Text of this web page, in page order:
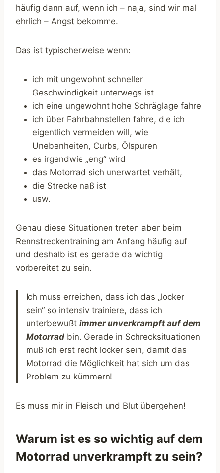
häufig dann auf, wenn ich – naja, sind wir mal
ehrlich – Angst bekomme.
Das ist typischerweise wenn:
ich mit ungewohnt schneller
Geschwindigkeit unterwegs ist
ich eine ungewohnt hohe Schräglage fahre
ich über Fahrbahnstellen fahre, die ich
eigentlich vermeiden will, wie
Unebenheiten, Curbs, Ölspuren
es irgendwie „eng“ wird
das Motorrad sich unerwartet verhält,
die Strecke naß ist
usw.
Genau diese Situationen treten aber beim
Rennstreckentraining am Anfang häufig auf
und deshalb ist es gerade da wichtig
vorbereitet zu sein.
Ich muss erreichen, dass ich das „locker
sein“ so intensiv trainiere, dass ich
unterbewußt immer unverkrampft auf dem
Motorrad bin. Gerade in Schrecksituationen
muß ich erst recht locker sein, damit das
Motorrad die Möglichkeit hat sich um das
Problem zu kümmern!
Es muss mir in Fleisch und Blut übergehen!
Warum ist es so wichtig auf dem
Motorrad unverkrampft zu sein?